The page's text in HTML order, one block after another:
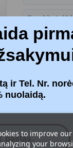
Komplekt
Filtrid - 2 tk.
Maksudega
Filtrid :
to improve
your
ir Tel. Nr.
nuolaidą.